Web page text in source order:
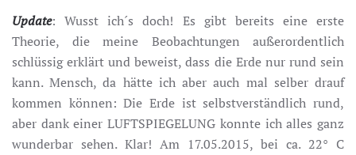
Update: Wusst ich´s doch! Es gibt bereits eine erste
Theorie, die meine Beobachtungen außerordentlich
schlüssig erklärt und beweist, dass die Erde nur rund sein
kann. Mensch, da hätte ich aber auch mal selber drauf
kommen können: Die Erde ist selbstverständlich rund,
aber dank einer LUFTSPIEGELUNG konnte ich alles ganz
wunderbar sehen. Klar! Am 17.05.2015, bei ca. 22° C